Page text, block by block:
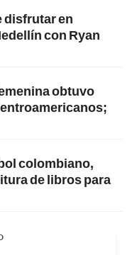
disfrutar en
con Ryan
obtuvo
colombiano,
de libros para